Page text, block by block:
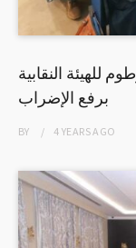
النقابية
برفع الإضراب
BY 4 YEARSAGO